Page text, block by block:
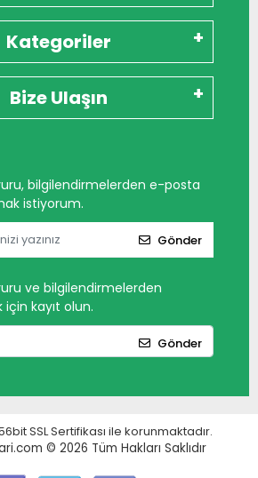
Kategoriler
Bize Ulaşın
bilgilendirmelerden e-posta
istiyorum.
Gönder
ve bilgilendirmelerden
kayıt olun.
Gönder
SSL Sertifikası ile korunmaktadır.
© 2026 Tüm Hakları Saklıdır